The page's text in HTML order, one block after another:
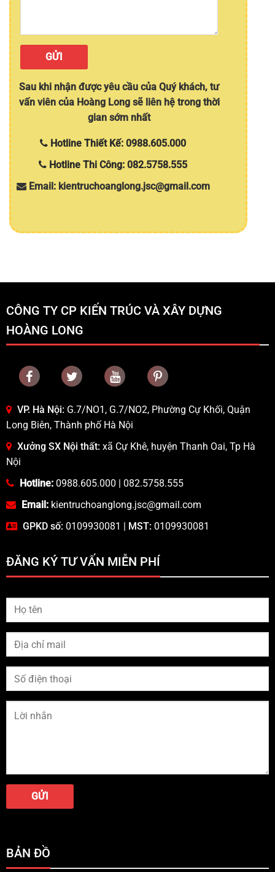
Sau khi nhận được yêu cầu của Quý khách, tư
vấn viên của Hoàng Long sẽ liên hệ trong thời
gian sớm nhất
Hotline Thiết Kế: 0988.605.000
Hotline Thi Công: 082.5758.555
Email: kientruchoanglong.jsc@gmail.com
CÔNG TY CP KIẾN TRÚC VÀ XÂY DỰNG
HOÀNG LONG
VP. Hà Nội: G.7/NO1, G.7/NO2, Phường Cự Khối, Quận
Long Biên, Thành phố Hà Nội
Xưởng SX Nội thất: xã Cự Khê, huyện Thanh Oai, Tp Hà
Nội
Hotline: 0988.605.000 | 082.5758.555
Email: kientruchoanglong.jsc@gmail.com
GPKD số: 0109930081 | MST: 0109930081
ĐĂNG KÝ TƯ VẤN MIỄN PHÍ
BẢN ĐỒ